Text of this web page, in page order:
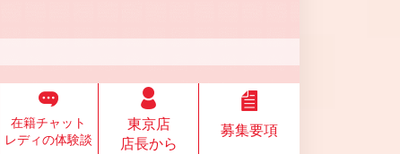
在籍チャット
レディの体験談
東京店
店長から
募集要項